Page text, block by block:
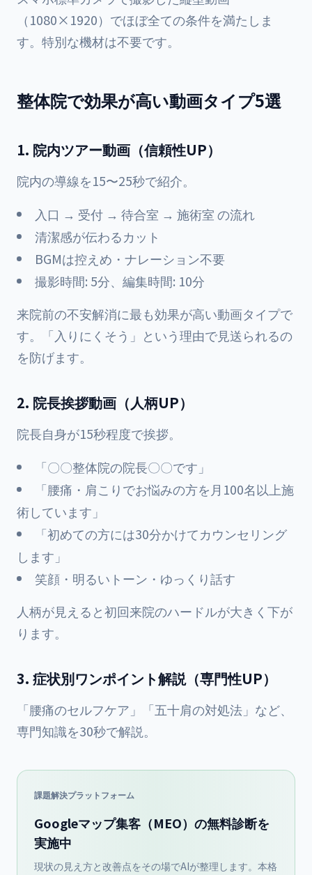
（1080×1920）でほぼ全ての条件を満たしま
す。特別な機材は不要です。
整体院で効果が高い動画タイプ5選
1. 院内ツアー動画（信頼性UP）
院内の導線を15〜25秒で紹介。
入口 → 受付 → 待合室 → 施術室 の流れ
清潔感が伝わるカット
BGMは控えめ・ナレーション不要
撮影時間: 5分、編集時間: 10分
来院前の不安解消に最も効果が高い動画タイプで
す。「入りにくそう」という理由で見送られるの
を防げます。
2. 院長挨拶動画（人柄UP）
院長自身が15秒程度で挨拶。
「〇〇整体院の院長〇〇です」
「腰痛・肩こりでお悩みの方を月100名以上施
術しています」
「初めての方には30分かけてカウンセリング
します」
笑顔・明るいトーン・ゆっくり話す
人柄が見えると初回来院のハードルが大きく下が
ります。
3. 症状別ワンポイント解説（専門性UP）
「腰痛のセルフケア」「五十肩の対処法」など、
専門知識を30秒で解説。
課題解決プラットフォーム
Googleマップ集客（MEO）の無料診断を
実施中
現状の見え方と改善点をその場でAIが整理します。本格